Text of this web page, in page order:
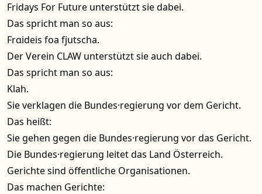
Fridays For Future unterstützt sie dabei.
Das spricht man so aus:
Frɑideis foa fjutscha.
Der Verein CLAW unterstützt sie auch dabei.
Das spricht man so aus:
Klah.
Sie verklagen die Bundes·regierung vor dem Gericht.
Das heißt:
Sie gehen gegen die Bundes·regierung vor das Gericht.
Die Bundes·regierung leitet das Land Österreich.
Gerichte sind öffentliche Organisationen.
Das machen Gerichte: